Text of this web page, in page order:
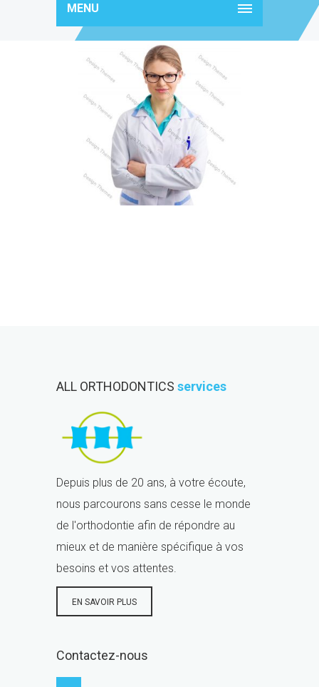
MENU
doctor26
ALL ORTHODONTICS services
Depuis plus de 20 ans, à votre écoute,
nous parcourons sans cesse le monde
de l'orthodontie afin de répondre au
mieux et de manière spécifique à vos
besoins et vos attentes.
EN SAVOIR PLUS
Contactez-nous